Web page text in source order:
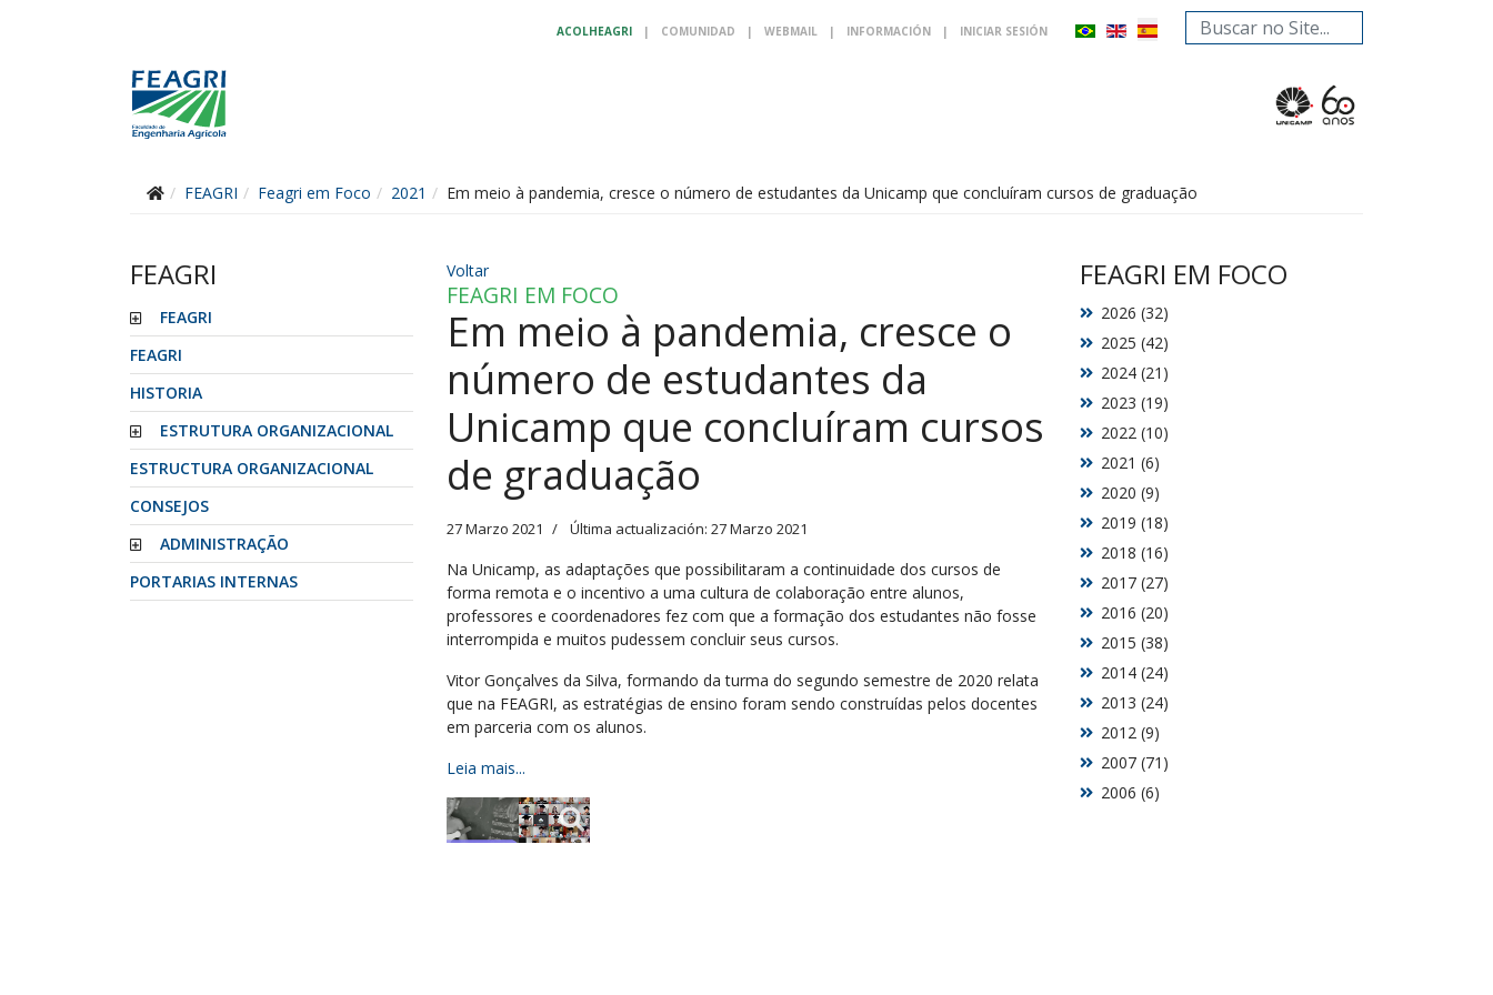
ACOLHEAGRI | COMUNIDAD | WEBMAIL | INFORMACIÓN | INICIAR SESIÓN Buscar...
FEAGRI Feagri em Foco 2021 Em meio à pandemia, cresce o número de estudantes da Unicamp que concluíram cursos de graduação
FEAGRI
FEAGRI
FEAGRI
HISTORIA
ESTRUTURA ORGANIZACIONAL
ESTRUCTURA ORGANIZACIONAL
CONSEJOS
ADMINISTRAÇÃO
PORTARIAS INTERNAS
Voltar
FEAGRI EM FOCO
Em meio à pandemia, cresce o
número de estudantes da
Unicamp que concluíram cursos
de graduação
27 Marzo 2021 Última actualización: 27 Marzo 2021
Na Unicamp, as adaptações que possibilitaram a continuidade dos cursos de
forma remota e o incentivo a uma cultura de colaboração entre alunos,
professores e coordenadores fez com que a formação dos estudantes não fosse
interrompida e muitos pudessem concluir seus cursos.
Vitor Gonçalves da Silva, formando da turma do segundo semestre de 2020 relata
que na FEAGRI, as estratégias de ensino foram sendo construídas pelos docentes
em parceria com os alunos.
Leia mais...
FEAGRI EM FOCO
2006 (6)
2007 (71)
2012 (9)
2013 (24)
2014 (24)
2015 (38)
2016 (20)
2017 (27)
2018 (16)
2019 (18)
2020 (9)
2021 (6)
2022 (10)
2023 (19)
2024 (21)
2025 (42)
2026 (32)